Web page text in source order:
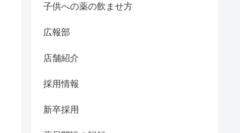
子供への薬の飲ませ方
広報部
店舗紹介
採用情報
新卒採用